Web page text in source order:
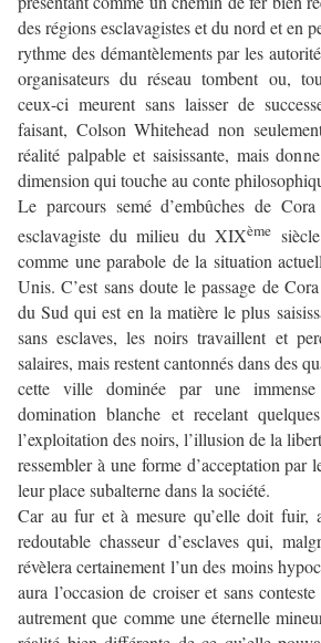
des régions esclavagistes et du nord et en
rythme des démantèlements par les
organisateurs du réseau tombent ou,
ceux-ci meurent sans laisser de
faisant, Colson Whitehead non
réalité palpable et saisissante, mais
dimension qui touche au conte
Le parcours semé d’embûches de
esclavagiste du milieu du XIXème
comme une parabole de la situation
Unis. C’est sans doute le passage de
du Sud qui est en la matière le plus
sans esclaves, les noirs travaillent et
salaires, mais restent cantonnés dans des
cette ville dominée par une
domination blanche et recelant
l’exploitation des noirs, l’illusion de la
ressembler à une forme d’acceptation par
leur place subalterne dans la société.
Car au fur et à mesure qu’elle doit fuir,
redoutable chasseur d’esclaves qui,
révèlera certainement l’un des moins
aura l’occasion de croiser et sans
autrement que comme une éternelle